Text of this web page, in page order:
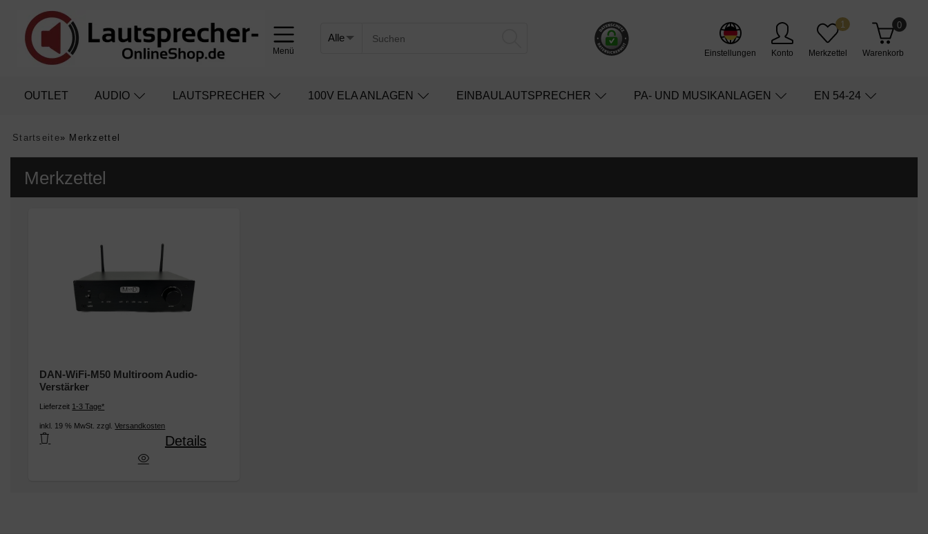
Menü Einstellungen Konto Merkzettel
1
Warenkorb
0
OUTLET AUDIO LAUTSPRECHER 100V ELA ANLAGEN EINBAULAUTSPRECHER PA- UND MUSIKANLAGEN EN 54-24
Startseite» Merkzettel
Merkzettel
DAN-WiFi-M50 Multiroom Audio-
Verstärker
Lieferzeit 1-3 Tage*
inkl. 19 % MwSt. zzgl.Versandkosten
DAN-WiFi-M50 Multiroom Audio-Verstärker
Details